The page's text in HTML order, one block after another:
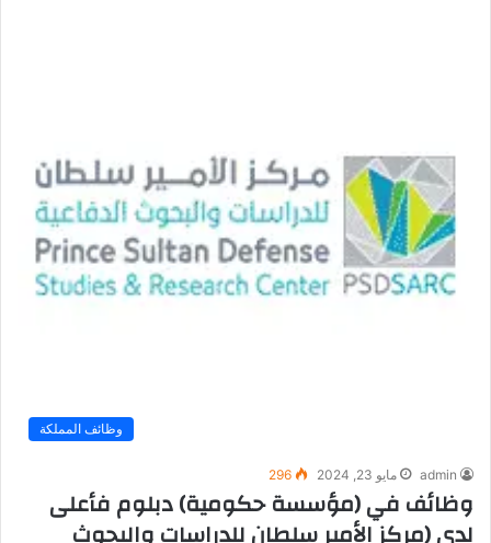
وظائف المملكة
admin مايو 23, 2024 296
وظائف في (مؤسسة حكومية) دبلوم فأعلى
لدى (مركز الأمير سلطان للدراسات والبحوث